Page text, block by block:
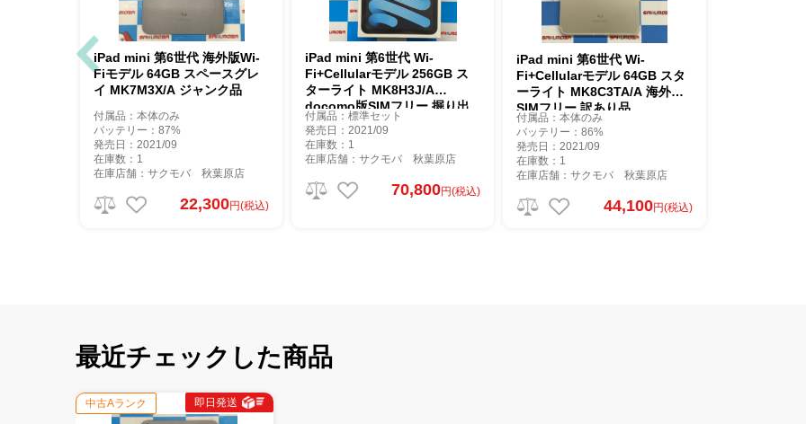
iPad mini 第6世代 海外版Wi-
Fiモデル 64GB スペースグレ
イ MK7M3X/A ジャンク品
付属品：本体のみ
バッテリー：87%
発売日：2021/09
在庫数：1
在庫店舗：サクモバ 秋葉原店
22,300円(税込)
iPad mini 第6世代 Wi-
Fi+Cellularモデル 256GB ス
ターライト MK8H3J/A
docomo版SIMフリー 掘り出
し物コーナー
付属品：標準セット
発売日：2021/09
在庫数：1
在庫店舗：サクモバ 秋葉原店
70,800円(税込)
iPad mini 第6世代 Wi-
Fi+Cellularモデル 64GB スタ
ーライト MK8C3TA/A 海外版
SIMフリー 訳あり品
付属品：本体のみ
バッテリー：86%
発売日：2021/09
在庫数：1
在庫店舗：サクモバ 秋葉原店
44,100円(税込)
最近チェックした商品
中古Aランク 即日発送